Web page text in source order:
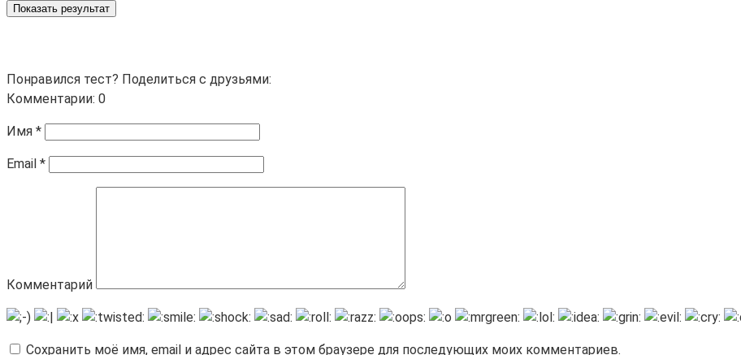
Показать результат
Понравился тест? Поделиться с друзьями:
Комментарии: 0
Имя *
Email *
Комментарий
Сохранить моё имя, email и адрес сайта в этом браузере для последующих моих комментариев.